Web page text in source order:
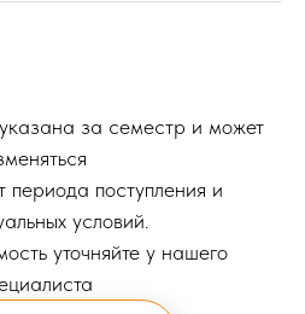
за семестр и может
периода поступления и
условий.
уточняйте у нашего